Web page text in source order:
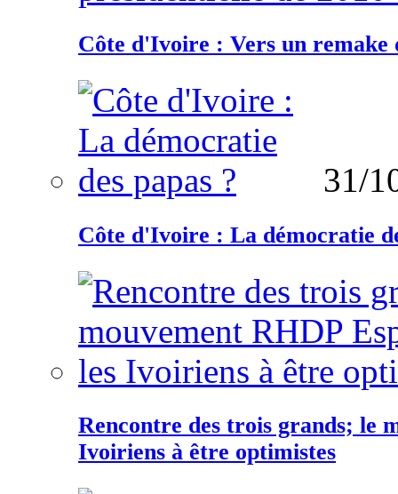
Côte d'Ivoire : Vers un remake
31/
Côte d'Ivoire : La démocratie
Rencontre des trois grands; le
Ivoiriens à être optimistes